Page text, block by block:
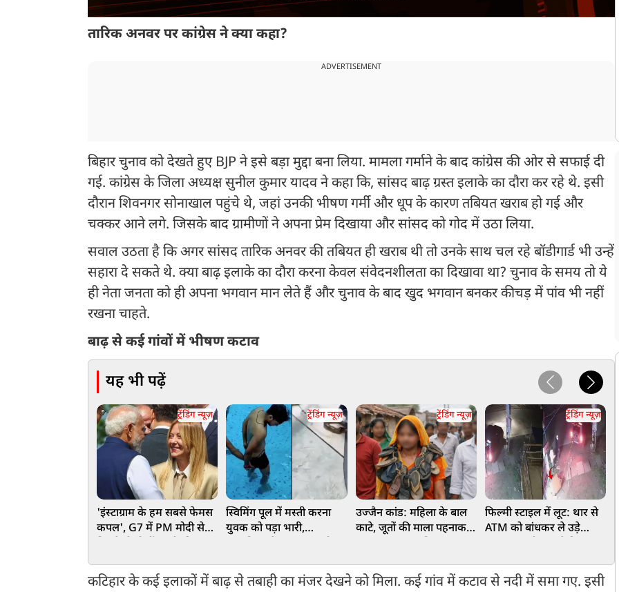
तारिक अनवर पर कांग्रेस ने क्या कहा?
ADVERTISEMENT
बिहार चुनाव को देखते हुए BJP ने इसे बड़ा मुद्दा बना लिया. मामला गर्माने के बाद कांग्रेस की ओर से सफाई दी
गई. कांग्रेस के जिला अध्यक्ष सुनील कुमार यादव ने कहा कि, सांसद बाढ़ ग्रस्त इलाके का दौरा कर रहे थे. इसी
दौरान शिवनगर सोनाखाल पहुंचे थे, जहां उनकी भीषण गर्मी और धूप के कारण तबियत खराब हो गई और
चक्कर आने लगे. जिसके बाद ग्रामीणों ने अपना प्रेम दिखाया और सांसद को गोद में उठा लिया.
सवाल उठता है कि अगर सांसद तारिक अनवर की तबियत ही खराब थी तो उनके साथ चल रहे बॉडीगार्ड भी उन्हें
सहारा दे सकते थे. क्या बाढ़ इलाके का दौरा करना केवल संवेदनशीलता का दिखावा था? चुनाव के समय तो ये
ही नेता जनता को ही अपना भगवान मान लेते हैं और चुनाव के बाद खुद भगवान बनकर कीचड़ में पांव भी नहीं
रखना चाहते.
बाढ़ से कई गांवों में भीषण कटाव
यह भी पढ़ें
ट्रेंडिंग न्यूज़
'इंस्टाग्राम के हम सबसे फेमस
कपल', G7 में PM मोदी से
वायरल
ट्रेंडिंग न्यूज़
स्विमिंग पूल में मस्ती करना
युवक को पड़ा भारी,
वीडियो
ट्रेंडिंग न्यूज़
उज्जैन कांड: महिला के बाल
काटे, जूतों की माला पहनाकर
ट्रेंडिंग न्यूज़
फिल्मी स्टाइल में लूट: थार से
ATM को बांधकर ले उड़े
Video
कटिहार के कई इलाकों में बाढ़ से तबाही का मंजर देखने को मिला. कई गांव में कटाव से नदी में समा गए. इसी